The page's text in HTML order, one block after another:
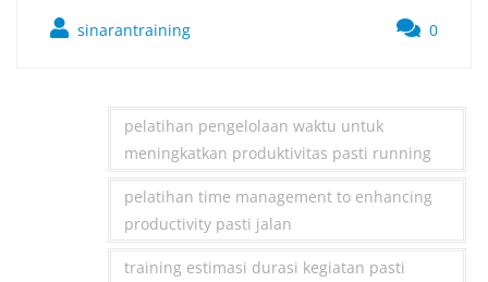
sinarantraining 0
pelatihan pengelolaan waktu untuk
meningkatkan produktivitas pasti running
pelatihan time management to enhancing
productivity pasti jalan
training estimasi durasi kegiatan pasti